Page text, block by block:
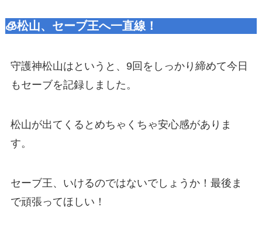
🧊松山、セーブ王へ一直線！
守護神松山はというと、9回をしっかり締めて今日
もセーブを記録しました。
松山が出てくるとめちゃくちゃ安心感がありま
す。
セーブ王、いけるのではないでしょうか！最後ま
で頑張ってほしい！